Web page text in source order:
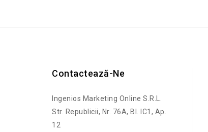
Contactează-Ne
Ingenios Marketing Online S.R.L.
Str. Republicii, Nr. 76A, Bl. IC1, Ap.
12